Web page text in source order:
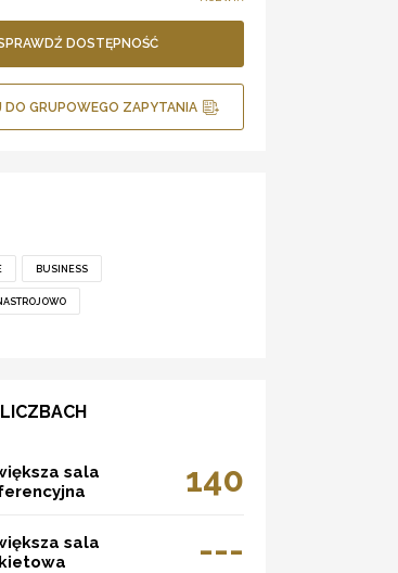
DOSTĘPNOŚĆ
DO GRUPOWEGO ZAPYTANIA
BUSINESS
sala
140
sala
---